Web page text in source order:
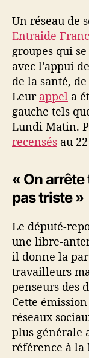
Un réseau de
Entraide
groupes qui
avec l’appui
de la santé,
Leur appel a
gauche tels
Lundi Matin.
recensés au
« On arrête
pas triste »
Le député-
une libre-
il donne la
travailleurs
penseurs des
Cette
réseaux
plus générale
référence à la